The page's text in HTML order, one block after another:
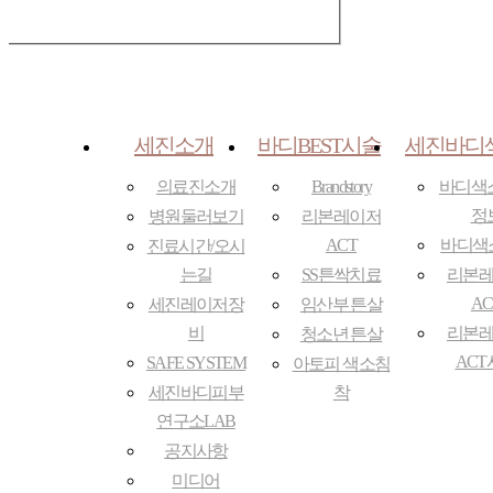
세진소개
의료진소개
병원둘러보기
진료시간/오시
는길
세진레이저장
비
SAFE SYSTEM
세진바디피부
연구소LAB
공지사항
미디어
바디BEST시술
Brandstory
리본레이저
ACT
SS튼싹치료
임산부 튼살
청소년 튼살
아토피 색소침
착
세진바디
바디색
정
바디색
리본
리본
ACT